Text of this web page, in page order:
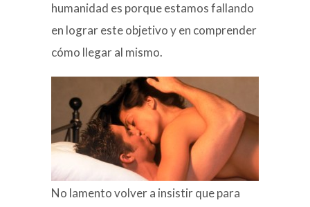
humanidad es porque estamos fallando
en lograr este objetivo y en comprender
cómo llegar al mismo.
No lamento volver a insistir que para